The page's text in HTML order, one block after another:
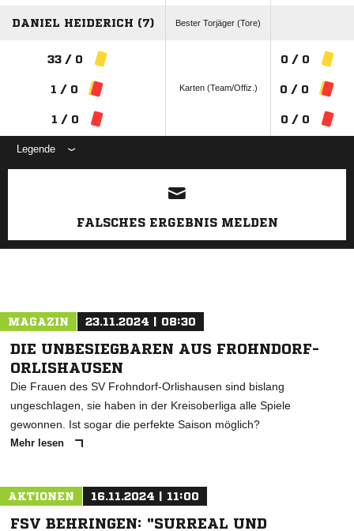
DANIEL HEIDERICH (7) Bester Torjäger (Tore)
33 / 0
1 / 0
1 / 0
Karten (Team/Offiz.)
0 / 0
0 / 0
0 / 0
Legende
ANZEIGE
FALSCHES ERGEBNIS MELDEN
MAGAZIN 23.11.2024 | 08:30
DIE UNBESIEGBAREN AUS FROHNDORF-
ORLISHAUSEN
Die Frauen des SV Frohndorf-Orlishausen sind bislang
ungeschlagen, sie haben in der Kreisoberliga alle Spiele
gewonnen. Ist sogar die perfekte Saison möglich?
Mehr lesen
AKTIONEN 16.11.2024 | 11:00
FSV BEHRINGEN: "SURREAL UND